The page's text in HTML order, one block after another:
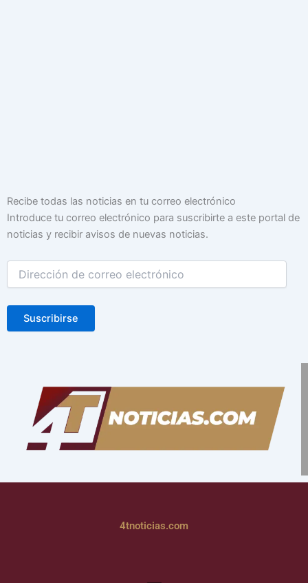
Recibe todas las noticias en tu correo electrónico
Introduce tu correo electrónico para suscribirte a este portal de
noticias y recibir avisos de nuevas noticias.
Dirección
de
electrónico
Suscribirse
4tnoticias.com